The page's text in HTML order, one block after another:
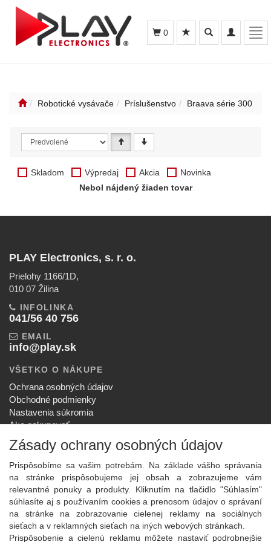
Toggle
navigation
Toggle
search
0
Robotické vysávače Príslušenstvo Braava série 300
Skladom Výpredaj Akcia
Novinka
Nebol nájdený žiaden tovar
PLAY Electronics, s. r. o.
Prielohy 1166/1D,
010 07 Žilina
INFOLINKA
041/56 40 756
EMAIL
info@play.sk
VŠETKO O NÁKUPE
Ochrana osobných údajov
Obchodné podmienky
Nastavenia súkromia
Ako nakupovať
Reklamačný poriadok
SPOLOČNOSŤ
O nás
Kontakt
Služby
Aktuality
NOVINKY NA EMAIL
Zásady ochrany osobných údajov
Prispôsobíme sa vašim potrebám. Na základe vášho správania
na stránke prispôsobujeme jej obsah a zobrazujeme vám
relevantné ponuky a produkty. Kliknutím na tlačidlo "Súhlasím"
súhlasíte aj s používaním cookies a prenosom údajov o správaní
na stránke na zobrazovanie cielenej reklamy na sociálnych
sieťach a v reklamných sieťach na iných webových stránkach.
Prispôsobenie a cielenú reklamu môžete nastaviť podrobnejšie